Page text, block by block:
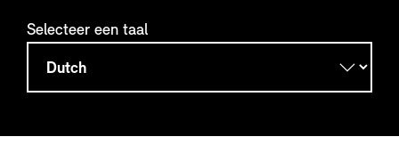
Selecteer een taal